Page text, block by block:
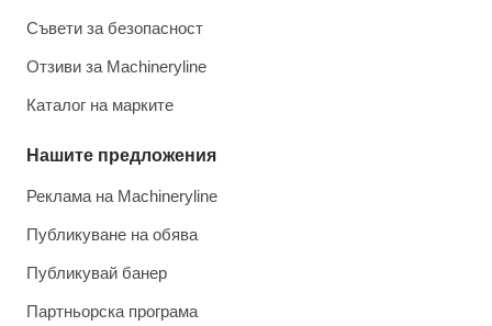
Съвети за безопасност
Отзиви за Machineryline
Каталог на марките
Нашите предложения
Реклама на Machineryline
Публикуване на обява
Публикувай банер
Партньорска програма